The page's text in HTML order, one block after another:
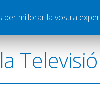
Pòdcasts Vídeos
Televisió
millorar la vostra